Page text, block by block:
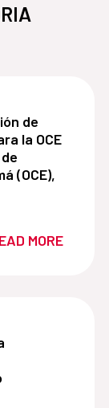
de proyectos
de
la OCE
(OCE),
MORE
contratación